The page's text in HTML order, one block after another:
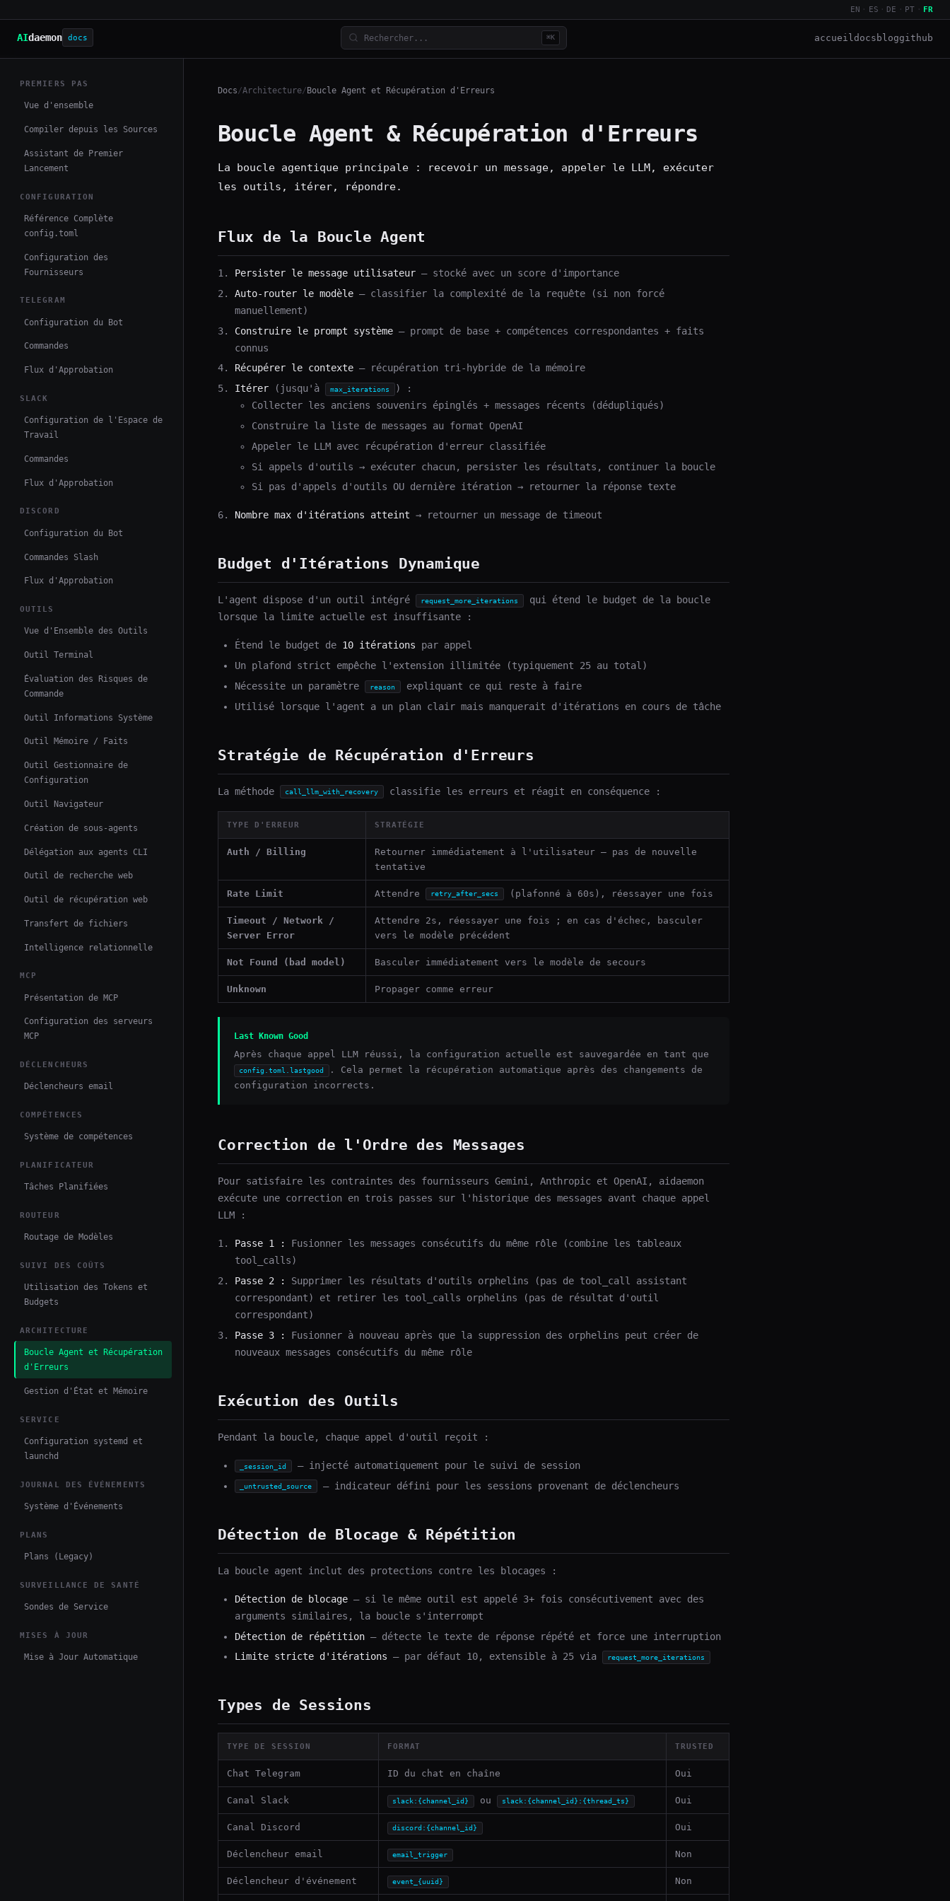
EN · ES · DE · PT · FR
AIdaemon docs ⌘K accueil docs bloggithub
PREMIERS PAS
Vue d'ensemble
Compiler depuis les Sources
Assistant de Premier
Lancement
CONFIGURATION
Référence Complète
config.toml
Configuration des
Fournisseurs
TELEGRAM
Configuration du Bot
Commandes
Flux d'Approbation
SLACK
Configuration de l'Espace de
Travail
Commandes
Flux d'Approbation
DISCORD
Configuration du Bot
Commandes Slash
Flux d'Approbation
OUTILS
Vue d'Ensemble des Outils
Outil Terminal
Évaluation des Risques de
Commande
Outil Informations Système
Outil Mémoire / Faits
Outil Gestionnaire de
Configuration
Outil Navigateur
Création de sous-agents
Délégation aux agents CLI
Outil de recherche web
Outil de récupération web
Transfert de fichiers
Intelligence relationnelle
MCP
Présentation de MCP
Configuration des serveurs
MCP
DÉCLENCHEURS
Déclencheurs email
COMPÉTENCES
Système de compétences
PLANIFICATEUR
Tâches Planifiées
ROUTEUR
Routage de Modèles
SUIVI DES COÛTS
Utilisation des Tokens et
Budgets
ARCHITECTURE
Boucle Agent et Récupération
d'Erreurs
Gestion d'État et Mémoire
SERVICE
Configuration systemd et
launchd
JOURNAL DES ÉVÉNEMENTS
Système d'Événements
PLANS
Plans (Legacy)
SURVEILLANCE DE SANTÉ
Sondes de Service
MISES À JOUR
Mise à Jour Automatique
Docs/Architecture/ Boucle Agent et Récupération d'Erreurs
Boucle Agent & Récupération d'Erreurs
La boucle agentique principale : recevoir un message, appeler le LLM, exécuter
les outils, itérer, répondre.
Flux de la Boucle Agent
Persister le message utilisateur — stocké avec un score d'importance
Auto-router le modèle — classifier la complexité de la requête (si non forcé
manuellement)
Construire le prompt système — prompt de base + compétences correspondantes + faits
connus
Récupérer le contexte — récupération tri-hybride de la mémoire
Itérer (jusqu'à max_iterations
) :
Collecter les anciens souvenirs épinglés + messages récents (dédupliqués)
Construire la liste de messages au format OpenAI
Appeler le LLM avec récupération d'erreur classifiée
Si appels d'outils → exécuter chacun, persister les résultats, continuer la boucle
Si pas d'appels d'outils OU dernière itération → retourner la réponse texte
Nombre max d'itérations atteint → retourner un message de timeout
Budget d'Itérations Dynamique
L'agent dispose d'un outil intégré request_more_iterations
qui étend le budget de la boucle
lorsque la limite actuelle est insuffisante :
Étend le budget de 10 itérations par appel
Un plafond strict empêche l'extension illimitée (typiquement 25 au total)
Nécessite un paramètre
reason
expliquant ce qui reste à faire
Utilisé lorsque l'agent a un plan clair mais manquerait d'itérations en cours de tâche
Stratégie de Récupération d'Erreurs
La méthode call_llm_with_recovery classifie les erreurs et réagit en conséquence :
TYPE D'ERREUR STRATÉGIE
Auth / Billing
Retourner immédiatement à l'utilisateur — pas de nouvelle
tentative
Rate Limit Attendre retry_after_secs (plafonné à 60s), réessayer une fois
Timeout / Network /
Server Error
Attendre 2s, réessayer une fois ; en cas d'échec, basculer
vers le modèle précédent
Not Found (bad model) Basculer immédiatement vers le modèle de secours
Unknown Propager comme erreur
Last Known Good
Après chaque appel LLM réussi, la configuration actuelle est sauvegardée en tant que
config.toml.lastgood
. Cela permet la récupération automatique après des changements de
configuration incorrects.
Correction de l'Ordre des Messages
Pour satisfaire les contraintes des fournisseurs Gemini, Anthropic et OpenAI, aidaemon
exécute une correction en trois passes sur l'historique des messages avant chaque appel
LLM :
Passe 1 :
Fusionner les messages consécutifs du même rôle (combine les tableaux
tool_calls)
Passe 2 :
Supprimer les résultats d'outils orphelins (pas de tool_call assistant
correspondant) et retirer les tool_calls orphelins (pas de résultat d'outil
correspondant)
Passe 3 :
Fusionner à nouveau après que la suppression des orphelins peut créer de
nouveaux messages consécutifs du même rôle
Exécution des Outils
Pendant la boucle, chaque appel d'outil reçoit :
_session_id — injecté automatiquement pour le suivi de session
_untrusted_source — indicateur défini pour les sessions provenant de déclencheurs
Détection de Blocage & Répétition
La boucle agent inclut des protections contre les blocages :
Détection de blocage — si le même outil est appelé 3+ fois consécutivement avec des
arguments similaires, la boucle s'interrompt
Détection de répétition — détecte le texte de réponse répété et force une interruption
Limite stricte d'itérations — par défaut 10, extensible à 25 via request_more_iterations
Types de Sessions
TYPE DE SESSION FORMAT TRUSTED
Chat Telegram ID du chat en chaîne Oui
Canal Slack slack:{channel_id} ou slack:{channel_id}:{thread_ts} Oui
Canal Discord discord:{channel_id} Oui
Déclencheur email email_trigger Non
Déclencheur d'événement event_{uuid} Non